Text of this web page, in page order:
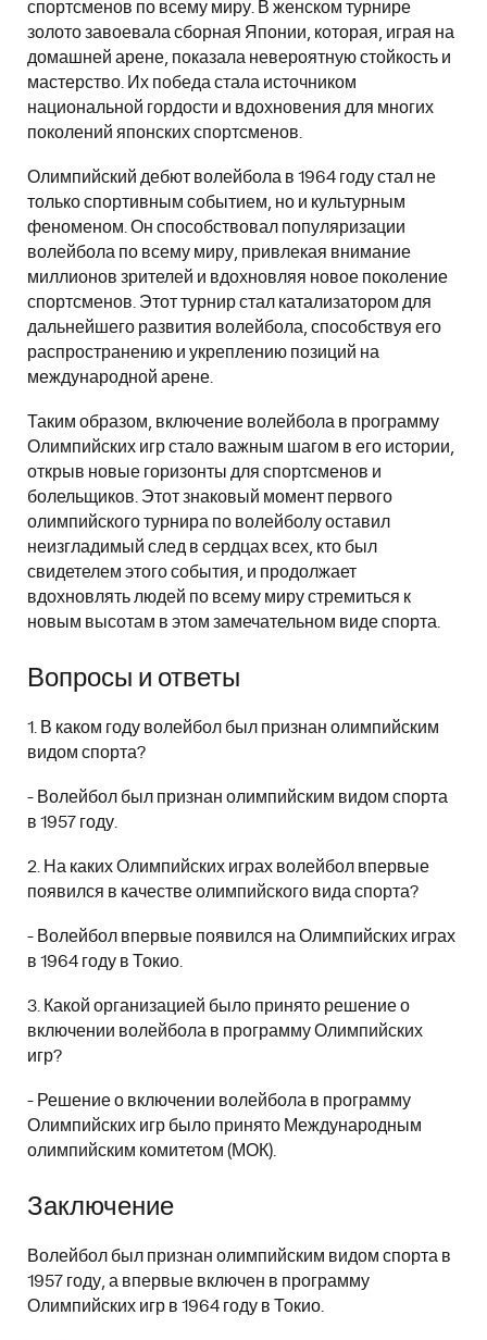
спортсменов по всему миру. В женском турнире
золото завоевала сборная Японии, которая, играя на
домашней арене, показала невероятную стойкость и
мастерство. Их победа стала источником
национальной гордости и вдохновения для многих
поколений японских спортсменов.
Олимпийский дебют волейбола в 1964 году стал не
только спортивным событием, но и культурным
феноменом. Он способствовал популяризации
волейбола по всему миру, привлекая внимание
миллионов зрителей и вдохновляя новое поколение
спортсменов. Этот турнир стал катализатором для
дальнейшего развития волейбола, способствуя его
распространению и укреплению позиций на
международной арене.
Таким образом, включение волейбола в программу
Олимпийских игр стало важным шагом в его истории,
открыв новые горизонты для спортсменов и
болельщиков. Этот знаковый момент первого
олимпийского турнира по волейболу оставил
неизгладимый след в сердцах всех, кто был
свидетелем этого события, и продолжает
вдохновлять людей по всему миру стремиться к
новым высотам в этом замечательном виде спорта.
Вопросы и ответы
1. В каком году волейбол был признан олимпийским
видом спорта?
- Волейбол был признан олимпийским видом спорта
в 1957 году.
2. На каких Олимпийских играх волейбол впервые
появился в качестве олимпийского вида спорта?
- Волейбол впервые появился на Олимпийских играх
в 1964 году в Токио.
3. Какой организацией было принято решение о
включении волейбола в программу Олимпийских
игр?
- Решение о включении волейбола в программу
Олимпийских игр было принято Международным
олимпийским комитетом (МОК).
Заключение
Волейбол был признан олимпийским видом спорта в
1957 году, а впервые включен в программу
Олимпийских игр в 1964 году в Токио.